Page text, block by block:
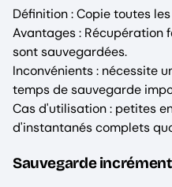
Définition : Copie toutes
Avantages : Récupération
sont sauvegardées.
Inconvénients : nécessite
temps de sauvegarde
Cas d'utilisation : petites
d'instantanés complets
Sauvegarde